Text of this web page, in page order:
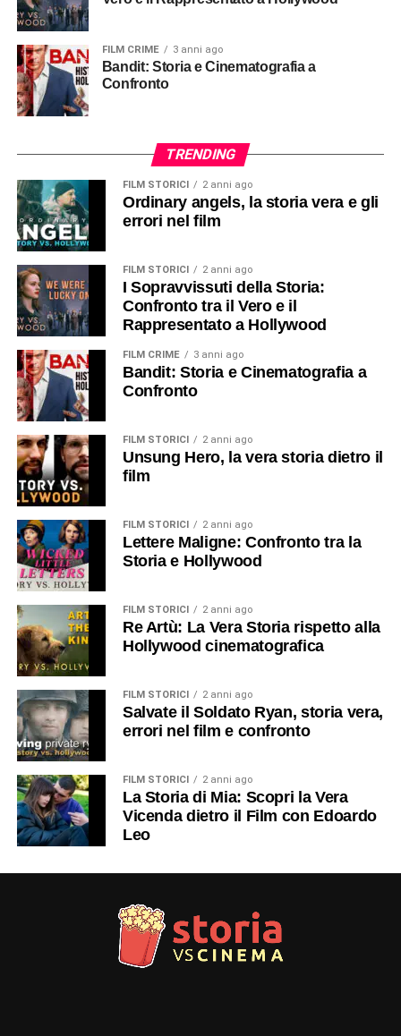
FILM CRIME 3 anni ago
Bandit: Storia e Cinematografia a
Confronto
TRENDING
FILM STORICI 2 anni ago
Ordinary angels, la storia vera e gli
errori nel film
FILM STORICI 2 anni ago
I Sopravvissuti della Storia:
Confronto tra il Vero e il
Rappresentato a Hollywood
FILM CRIME 3 anni ago
Bandit: Storia e Cinematografia a
Confronto
FILM STORICI 2 anni ago
Unsung Hero, la vera storia dietro il
film
FILM STORICI 2 anni ago
Lettere Maligne: Confronto tra la
Storia e Hollywood
FILM STORICI 2 anni ago
Re Artù: La Vera Storia rispetto alla
Hollywood cinematografica
FILM STORICI 2 anni ago
Salvate il Soldato Ryan, storia vera,
errori nel film e confronto
FILM STORICI 2 anni ago
La Storia di Mia: Scopri la Vera
Vicenda dietro il Film con Edoardo
Leo